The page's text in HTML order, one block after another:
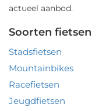
actueel aanbod.
Soorten fietsen
Stadsfietsen
Mountainbikes
Racefietsen
Jeugdfietsen